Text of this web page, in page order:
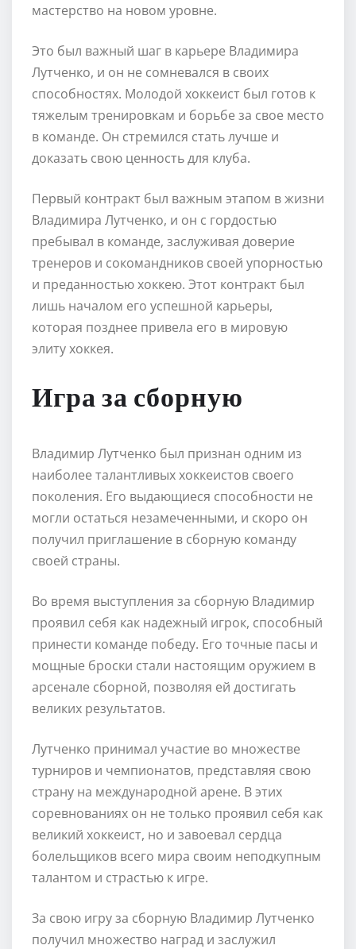
мастерство на новом уровне.
Это был важный шаг в карьере Владимира
Лутченко, и он не сомневался в своих
способностях. Молодой хоккеист был готов к
тяжелым тренировкам и борьбе за свое место
в команде. Он стремился стать лучше и
доказать свою ценность для клуба.
Первый контракт был важным этапом в жизни
Владимира Лутченко, и он с гордостью
пребывал в команде, заслуживая доверие
тренеров и сокомандников своей упорностью
и преданностью хоккею. Этот контракт был
лишь началом его успешной карьеры,
которая позднее привела его в мировую
элиту хоккея.
Игра за сборную
Владимир Лутченко был признан одним из
наиболее талантливых хоккеистов своего
поколения. Его выдающиеся способности не
могли остаться незамеченными, и скоро он
получил приглашение в сборную команду
своей страны.
Во время выступления за сборную Владимир
проявил себя как надежный игрок, способный
принести команде победу. Его точные пасы и
мощные броски стали настоящим оружием в
арсенале сборной, позволяя ей достигать
великих результатов.
Лутченко принимал участие во множестве
турниров и чемпионатов, представляя свою
страну на международной арене. В этих
соревнованиях он не только проявил себя как
великий хоккеист, но и завоевал сердца
болельщиков всего мира своим неподкупным
талантом и страстью к игре.
За свою игру за сборную Владимир Лутченко
получил множество наград и заслужил